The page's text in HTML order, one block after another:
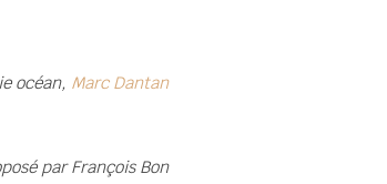
océan, Marc Dantan
par François Bon